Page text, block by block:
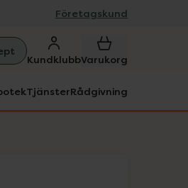
Företagskund
KundklubbVarukorg
TjänsterRådgivning